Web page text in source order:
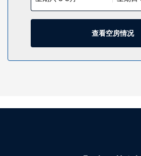
您可到露台欣赏美景，还可利用免费
设施。
您可以到餐厅享用一顿美餐，也可以待
部分时段客房送餐服务。您可以到酒吧/
查看空房情况